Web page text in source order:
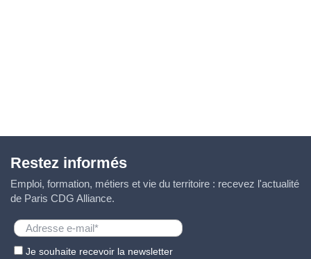
Restez informés
Emploi, formation, métiers et vie du territoire : recevez l'actualité
de Paris CDG Alliance.
Je souhaite recevoir la newsletter